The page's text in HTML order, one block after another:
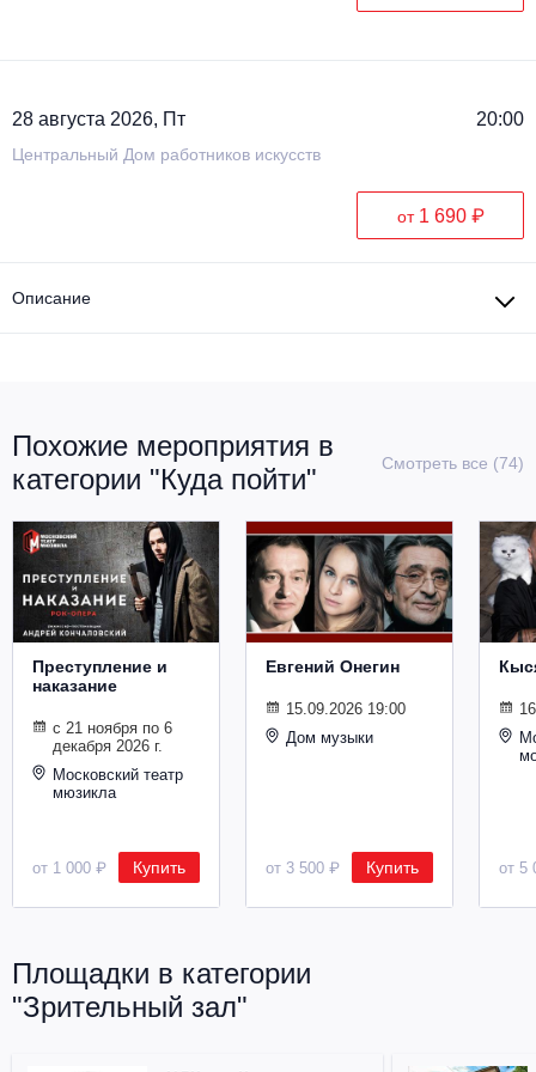
28 августа 2026, Пт 20:00
Центральный Дом работников искусств
от 1 690 ₽
Описание
Похожие мероприятия в
категории "Куда пойти"
Смотреть все (74)
Преступление и
наказание
с 21 ноября по 6
декабря 2026 г.
Московский театр
мюзикла
от 1 000 ₽ Купить
Евгений Онегин
15.09.2026 19:00
Дом музыки
от 3 500 ₽ Купить от 5
Площадки в категории
"Зрительный зал"